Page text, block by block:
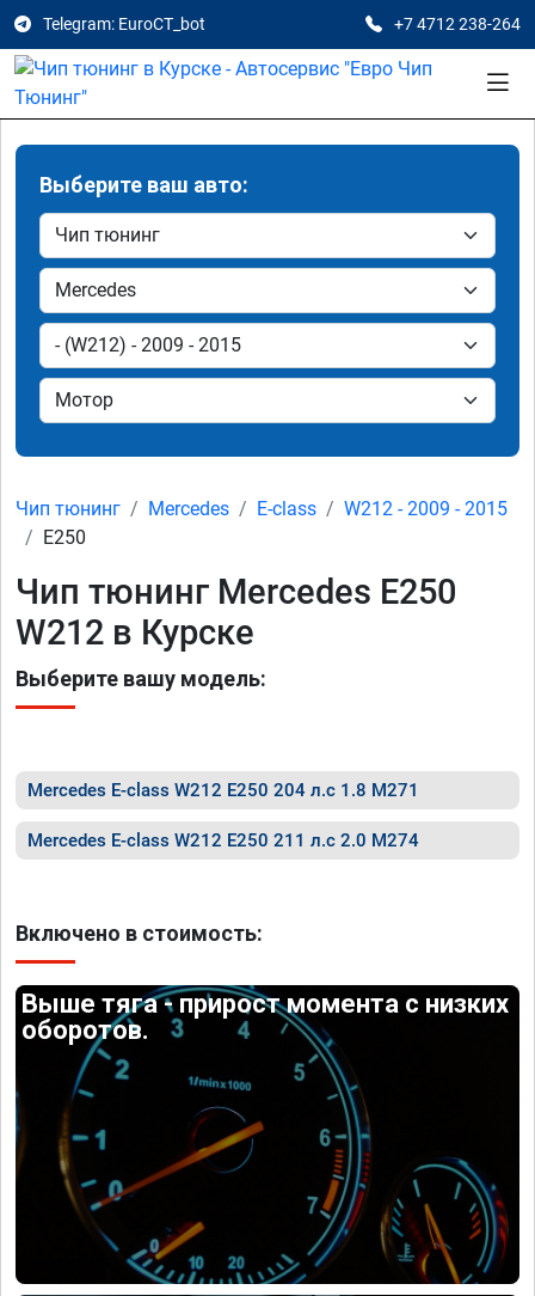
Telegram: EuroCT_bot +7 4712 238-264
Выберите ваш авто:
Чип тюнинг Mercedes E-class
W212 - 2009 - 2015
E250
Чип тюнинг Mercedes E250
W212 в Курске
Выберите вашу модель:
Mercedes E-class W212 E250 204 л.с 1.8 M271
Mercedes E-class W212 E250 211 л.с 2.0 M274
Включено в стоимость:
Выше тяга - прирост момента с низких
оборотов.